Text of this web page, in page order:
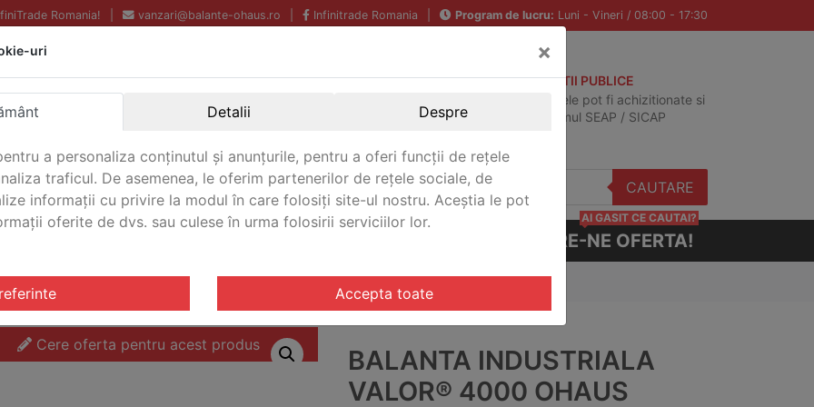
Romania! vanzari@balante-ohaus.ro Infinitrade Romania Program de lucru: Luni - Vineri / 08:00 - 17:30
Echipamente profesionale
pentru laborator.
Garantie Internationala.
ACHIZITII PUBLICE
Produsele pot fi achizitionate si
in sistemul SEAP / SICAP
CAUTARE
CERE-NE OFERTA!
AI GASIT CE CAUTAI?
Valor® 4000/ Balanta industriala Valor® 4000 Ohaus V41PWE15T
Cere oferta pentru acest produs
BALANTA INDUSTRIALA
VALOR® 4000 OHAUS
uri ×
Detalii Despre
a personaliza conținutul și anunțurile, pentru a oferi funcții de rețele
traficul. De asemenea, le oferim partenerilor de rețele sociale, de
informații cu privire la modul în care folosiți site-ul nostru. Aceștia le pot
oferite de dvs. sau culese în urma folosirii serviciilor lor.
Accepta toate